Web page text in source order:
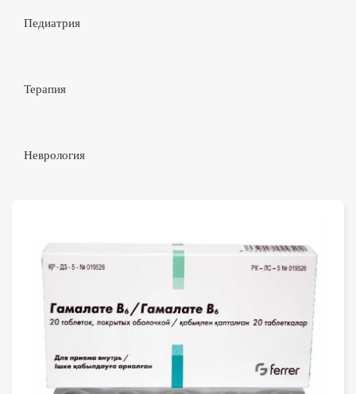
Педиатрия
Терапия
Неврология